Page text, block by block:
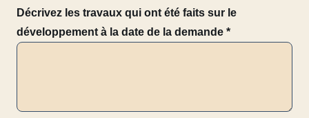
Décrivez les travaux qui ont été faits sur le
développement à la date de la demande *